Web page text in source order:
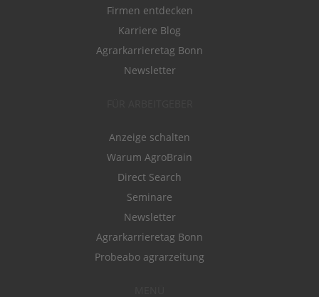
Firmen entdecken
Karriere Blog
Agrarkarrieretag Bonn
Newsletter
Anzeige schalten
Warum AgroBrain
Direct Search
Seminare
Newsletter
Agrarkarrieretag Bonn
Probeabo agrarzeitung